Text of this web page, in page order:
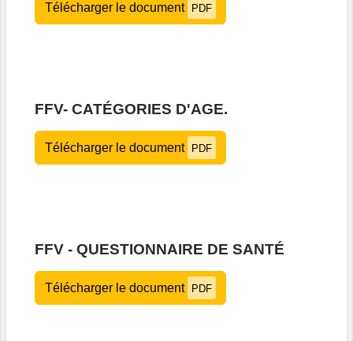
Télécharger le document PDF
FFV- CATÉGORIES D'AGE.
Télécharger le document PDF
FFV - QUESTIONNAIRE DE SANTÉ
Télécharger le document PDF